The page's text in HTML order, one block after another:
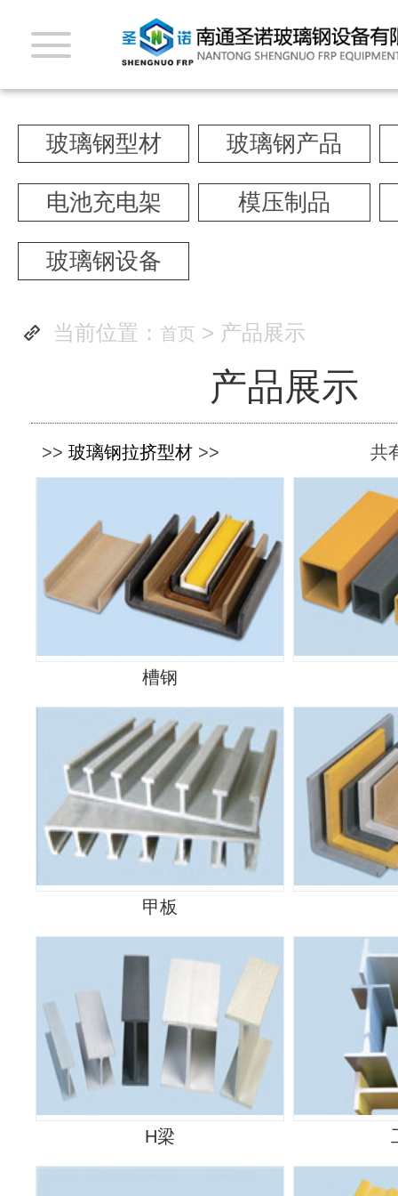
玻璃钢型材 玻璃钢产品
电池充电架 模压制品
玻璃钢设备
当前位置： 首页 > 产品展示
产品展示
>> 玻璃钢拉挤型材 >> 共
槽钢
甲板
H梁